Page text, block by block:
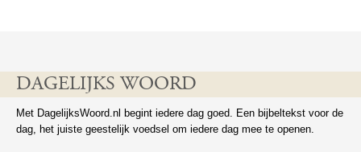
DAGELIJKS WOORD
Met DagelijksWoord.nl begint iedere dag goed. Een bijbeltekst voor de
dag, het juiste geestelijk voedsel om iedere dag mee te openen.